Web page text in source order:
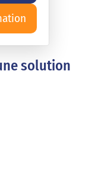
solution